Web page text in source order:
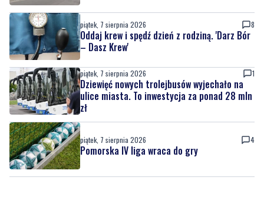
piątek, 7 sierpnia 2026 8
Oddaj krew i spędź dzień z rodziną. 'Darz Bór
– Dasz Krew'
piątek, 7 sierpnia 2026 1
Dziewięć nowych trolejbusów wyjechało na
ulice miasta. To inwestycja za ponad 28 mln
zł
piątek, 7 sierpnia 2026 4
Pomorska IV liga wraca do gry